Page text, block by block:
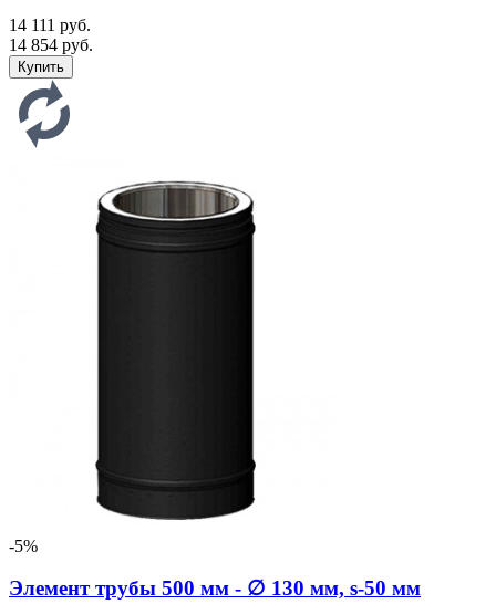
14 111 руб.
14 854 руб.
-5%
Элемент трубы 500 мм - ∅ 130 мм, s-50 мм